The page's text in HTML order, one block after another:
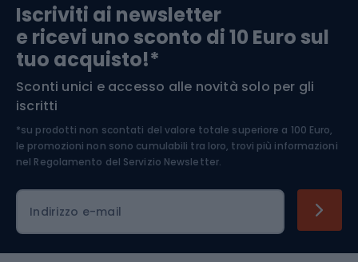
Arrampicata
Medicina dello sport
Abbigliamento ciclistico
Iscriviti ai newsletter
e ricevi uno sconto di 10 Euro sul
tuo acquisto!*
Sconti unici e accesso alle novità solo per gli
iscritti
*su prodotti non scontati del valore totale superiore a 100 Euro,
le promozioni non sono cumulabili tra loro, trovi più informazioni
nel Regolamento del Servizio Newsletter.
Indirizzo e-mail